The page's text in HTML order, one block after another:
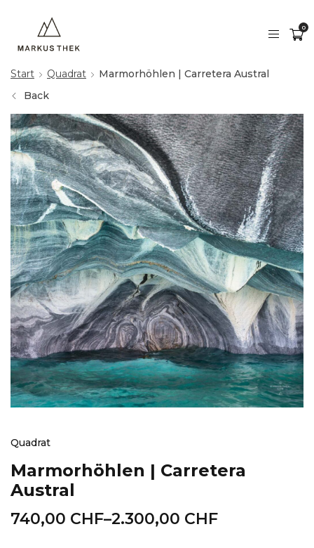
0
Start Quadrat
Marmorhöhlen | Carretera Austral
Back
Quadrat
Marmorhöhlen | Carretera
Austral
740,00 CHF–2.300,00 CHF